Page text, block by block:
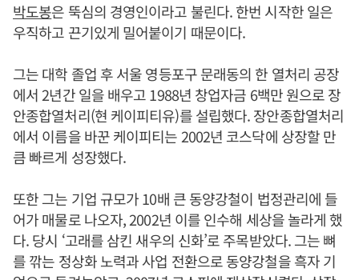
박도봉은 뚝심의 경영인이라고 불린다. 한번 시작한 일은
우직하고 끈기있게 밀어붙이기 때문이다.
그는 대학 졸업 후 서울 영등포구 문래동의 한 열처리 공장
에서 2년간 일을 배우고 1988년 창업자금 6백만 원으로 장
안종합열처리(현 케이피티유)를 설립했다. 장안종합열처리
에서 이름을 바꾼 케이피티는 2002년 코스닥에 상장할 만
큼 빠르게 성장했다.
또한 그는 기업 규모가 10배 큰 동양강철이 법정관리에 들
어가 매물로 나오자, 2002년 이를 인수해 세상을 놀라게 했
다. 당시 ‘고래를 삼킨 새우의 신화’로 주목받았다. 그는 뼈
를 깎는 정상화 노력과 사업 전환으로 동양강철을 흑자 기